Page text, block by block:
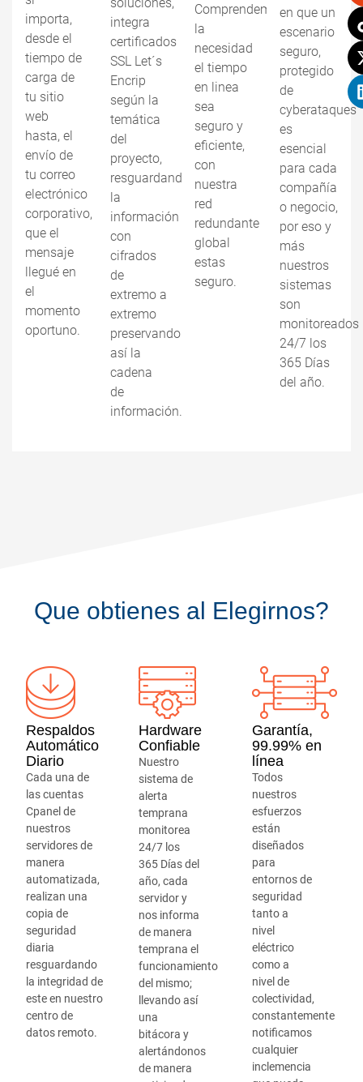
importa,
desde el
tiempo de
carga de
tu sitio
web
hasta, el
envío de
tu correo
electrónico
corporativo,
que el
mensaje
llegué en
el
momento
oportuno.
integra
certificados
SSL Let´s
Encrip
según la
temática
del
proyecto,
resguardando
la
información
con
cifrados
de
extremo a
extremo
preservando
así la
cadena
de
información.
Comprendemos
la
necesidad
el tiempo
en linea
sea
seguro y
eficiente,
con
nuestra
red
redundante
global
estas
seguro.
en que un
escenario
seguro,
protegido
de
cyberataques
es
esencial
para cada
compañía
o negocio,
por eso y
más
nuestros
sistemas
son
monitoreados
24/7 los
365 Días
del año.
Que obtienes al Elegirnos?
Respaldos
Automático
Diario
Cada una de
las cuentas
Cpanel de
nuestros
servidores de
manera
automatizada,
realizan una
copia de
seguridad
diaria
resguardando
la integridad de
este en nuestro
centro de
datos remoto.
Hardware
Confiable
Nuestro
sistema de
alerta
temprana
monitorea
24/7 los
365 Días del
año, cada
servidor y
nos informa
de manera
temprana el
funcionamiento
del mismo;
llevando así
una
bitácora y
alertándonos
de manera
Garantía,
99.99% en
línea
Todos
nuestros
esfuerzos
están
diseñados
para
entornos de
seguridad
tanto a
nivel
eléctrico
como a
nivel de
colectividad,
constantemente
notificamos
cualquier
inclemencia